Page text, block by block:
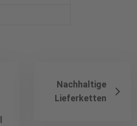
Nachhaltige
Lieferketten